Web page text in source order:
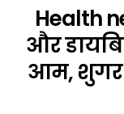
Health
और
आम, शुगर